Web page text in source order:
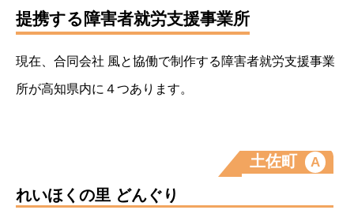
提携する障害者就労支援事業所
現在、合同会社 風と協働で制作する障害者就労支援事業
所が高知県内に４つあります。
れいほくの里 どんぐり
土佐町 A